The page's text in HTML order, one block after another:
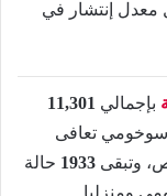
معدل إنتشار في
بإجمالي 11,301
سوخومي تعافى
وتبقى 1933 حالة
ومنزليا.